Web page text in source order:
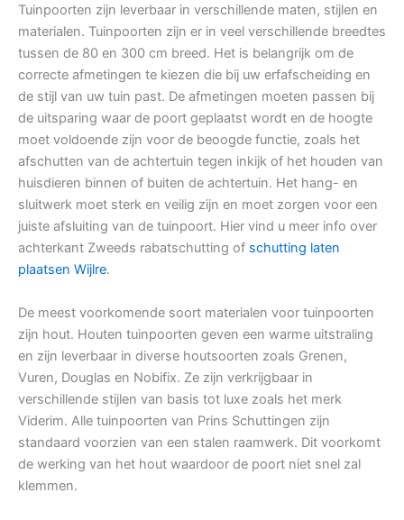
Tuinpoorten zijn leverbaar in verschillende maten, stijlen en
materialen. Tuinpoorten zijn er in veel verschillende breedtes
tussen de 80 en 300 cm breed. Het is belangrijk om de
correcte afmetingen te kiezen die bij uw erfafscheiding en
de stijl van uw tuin past. De afmetingen moeten passen bij
de uitsparing waar de poort geplaatst wordt en de hoogte
moet voldoende zijn voor de beoogde functie, zoals het
afschutten van de achtertuin tegen inkijk of het houden van
huisdieren binnen of buiten de achtertuin. Het hang- en
sluitwerk moet sterk en veilig zijn en moet zorgen voor een
juiste afsluiting van de tuinpoort. Hier vind u meer info over
achterkant Zweeds rabatschutting of schutting laten
plaatsen Wijlre.
De meest voorkomende soort materialen voor tuinpoorten
zijn hout. Houten tuinpoorten geven een warme uitstraling
en zijn leverbaar in diverse houtsoorten zoals Grenen,
Vuren, Douglas en Nobifix. Ze zijn verkrijgbaar in
verschillende stijlen van basis tot luxe zoals het merk
Viderim. Alle tuinpoorten van Prins Schuttingen zijn
standaard voorzien van een stalen raamwerk. Dit voorkomt
de werking van het hout waardoor de poort niet snel zal
klemmen.